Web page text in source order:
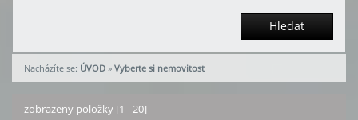
Hledat
Nacházíte se: ÚVOD » Vyberte si nemovitost
zobrazeny položky [1 - 20]